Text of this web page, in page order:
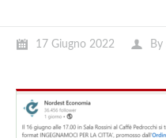
17 Giugno 2022 By